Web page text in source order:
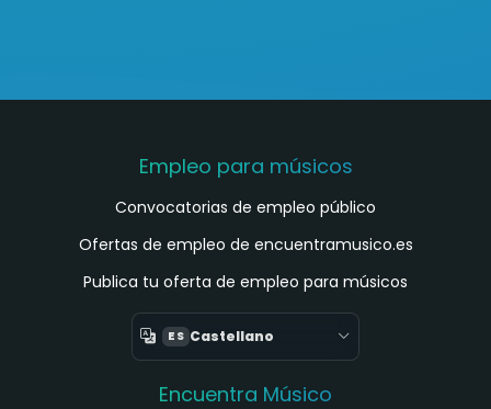
Empleo para músicos
Convocatorias de empleo público
Ofertas de empleo de encuentramusico.es
Publica tu oferta de empleo para músicos
ES Castellano
Encuentra Músico